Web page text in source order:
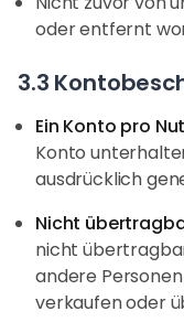
oder entfernt
3.3
Ein Konto pro
Konto
ausdrücklich
Nicht
nicht
andere
verkaufen oder